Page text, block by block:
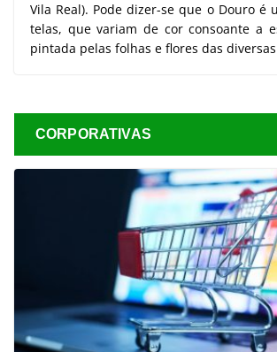
Vila Real). Pode dizer-se que o Douro é
telas, que variam de cor consoante a
pintada pelas folhas e flores das
CORPORATIVAS